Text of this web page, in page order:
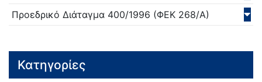
Προεδρικό Διάταγμα 400/1996 (ΦΕΚ 268/Α)
Κατηγορίες